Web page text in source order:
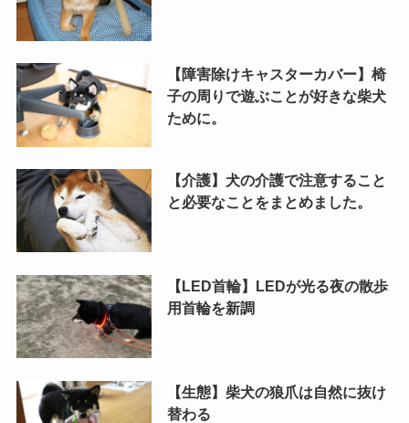
【障害除けキャスターカバー】椅
子の周りで遊ぶことが好きな柴犬
ために。
【介護】犬の介護で注意すること
と必要なことをまとめました。
【LED首輪】LEDが光る夜の散歩
用首輪を新調
【生態】柴犬の狼爪は自然に抜け
替わる